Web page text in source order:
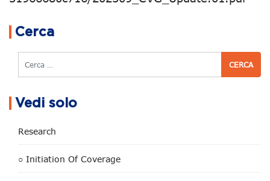
Cerca
Cerca
Vedi solo
Research
○ Initiation Of Coverage